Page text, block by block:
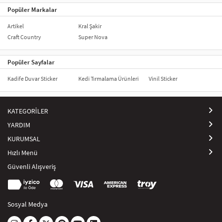
Popüler Markalar
Artikel
Craft Country
Kral Şakir
Super Nova
Popüler Sayfalar
Kadife Duvar Sticker Kedi Tırmalama Ürünleri Vinil Sticker
KATEGORİLER
YARDIM
KURUMSAL
Hızlı Menü
Güvenli Alışveriş
Sosyal Medya